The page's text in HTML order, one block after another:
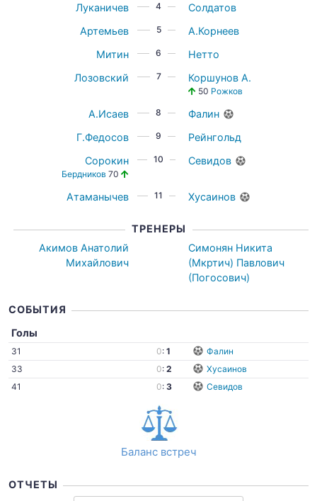
Луканичев
4
Солдатов
Артемьев
5
А.Корнеев
Митин
6
Нетто
Лозовский
7 Коршунов А.
50 Рожков
А.Исаев 8
Фалин
Г.Федосов
9
Рейнгольд
Сорокин
Бердников 70
10 Севидов
Атаманычев 11 Хусаинов
ТРЕНЕРЫ
Акимов Анатолий
Михайлович
Симонян Никита
(Мкртич) Павлович
(Погосович)
СОБЫТИЯ
Голы
31 0: 1
Фалин
33
0: 2
Хусаинов
41
0: 3 Севидов
Баланс встреч
ОТЧЕТЫ